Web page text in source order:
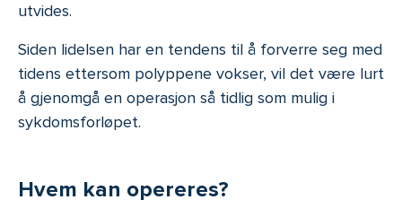
utvides.
Siden lidelsen har en tendens til å forverre seg med
tidens ettersom polyppene vokser, vil det være lurt
å gjenomgå en operasjon så tidlig som mulig i
sykdomsforløpet.
Hvem kan opereres?